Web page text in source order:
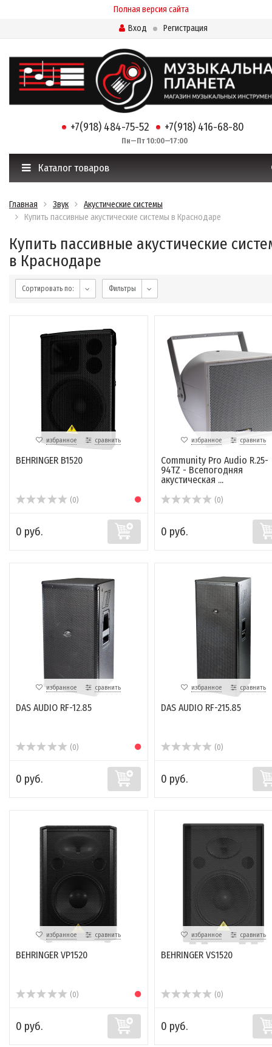
Полная версия сайта
Вход
Регистрация
+7(918) 484-75-52 +7(918) 416-68-80
Пн—Пт 10:00—17:00
Каталог товаров
Главная Звук
Акустические системы
Купить пассивные акустические системы в Краснодаре
Купить пассивные акустические
в Краснодаре
Сортировать по: Фильтры
избранное сравнить
BEHRINGER B1520
(0)
0 руб.
избранное сравнить
Community Pro Audio R.25-
94TZ - Всепогодняя
акустическая ...
(0)
0 руб.
избранное сравнить
DAS AUDIO RF-12.85
(0)
0 руб.
избранное сравнить
DAS AUDIO RF-215.85
(0)
0 руб.
избранное сравнить
BEHRINGER VP1520
(0)
0 руб.
избранное сравнить
BEHRINGER VS1520
(0)
0 руб.